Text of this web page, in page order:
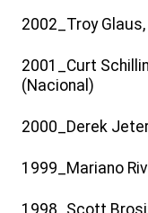
2002_Troy
2001_Curt
(Nacional)
2000_Derek
1999_Mariano
1998_Scott